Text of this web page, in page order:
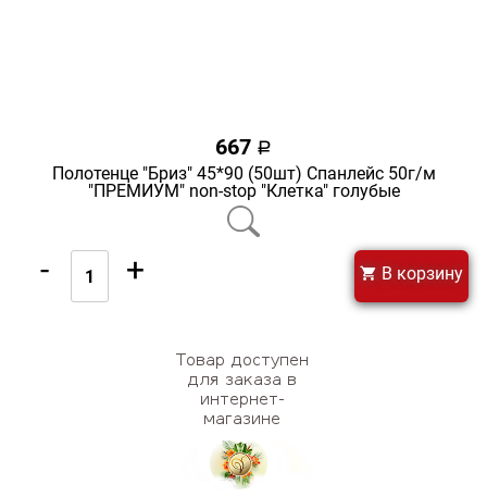
667 a
Полотенце "Бриз" 45*90 (50шт) Спанлейс 50г/м
"ПРЕМИУМ" non-stop "Клетка" голубые
- + В корзину